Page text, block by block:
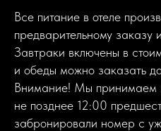
Все питание в отеле
предварительному заказу
Завтраки включены в
и обеды можно заказать
Внимание! Мы принимаем
не позднее 12:00
забронировали номер с